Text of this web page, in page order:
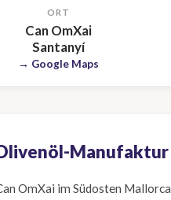
ORT
Can OmXai
Santanyí
→ Google Maps
Manufaktur
OmXai im Südosten